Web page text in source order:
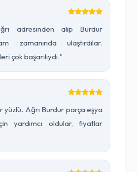
adresinden alıp Burdur
zamanında ulaştırdılar.
çok başarılıydı."
yüzlü. Ağrı Burdur parça eşya
yardımcı oldular, fiyatlar